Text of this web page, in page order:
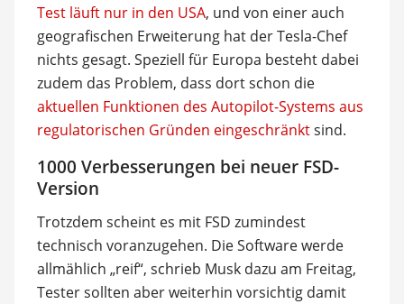
Test läuft nur in den USA, und von einer auch
geografischen Erweiterung hat der Tesla-Chef
nichts gesagt. Speziell für Europa besteht dabei
zudem das Problem, dass dort schon die
aktuellen Funktionen des Autopilot-Systems aus
regulatorischen Gründen eingeschränktsind.
1000 Verbesserungen bei neuer FSD-
Version
Trotzdem scheint es mit FSD zumindest
technisch voranzugehen. Die Software werde
allmählich „reif“, schrieb Musk dazu am Freitag,
Tester sollten aber weiterhin vorsichtig damit